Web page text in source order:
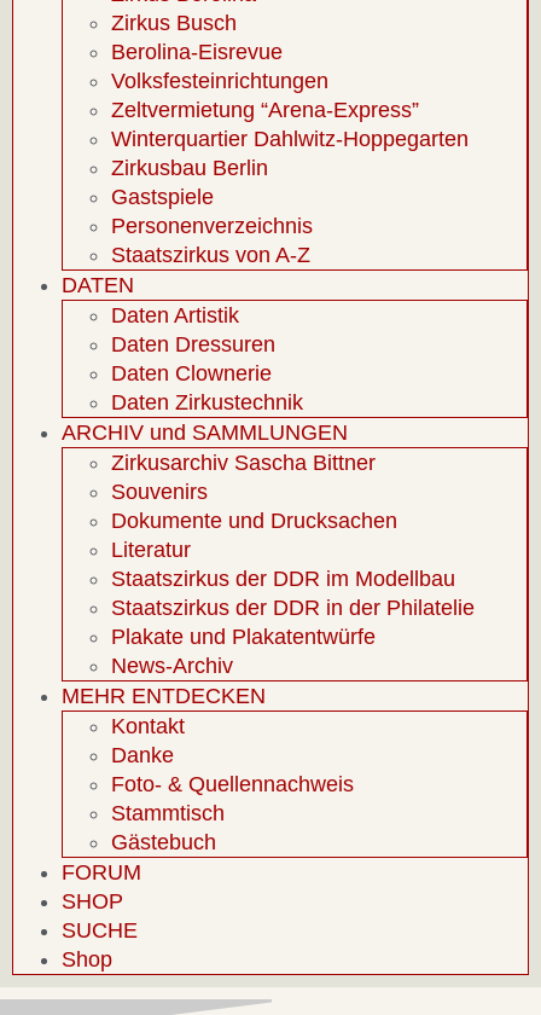
Zirkus Busch
Berolina-Eisrevue
Volksfesteinrichtungen
Zeltvermietung “Arena-Express”
Winterquartier Dahlwitz-Hoppegarten
Zirkusbau Berlin
Gastspiele
Personenverzeichnis
Staatszirkus von A-Z
DATEN
Daten Artistik
Daten Dressuren
Daten Clownerie
Daten Zirkustechnik
ARCHIV und SAMMLUNGEN
Zirkusarchiv Sascha Bittner
Souvenirs
Dokumente und Drucksachen
Literatur
Staatszirkus der DDR im Modellbau
Staatszirkus der DDR in der Philatelie
Plakate und Plakatentwürfe
News-Archiv
MEHR ENTDECKEN
Kontakt
Danke
Foto- & Quellennachweis
Stammtisch
Gästebuch
FORUM
SHOP
SUCHE
Shop